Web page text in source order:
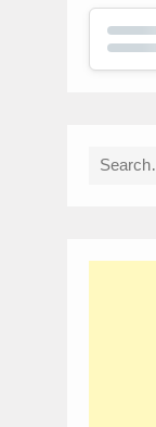
Search